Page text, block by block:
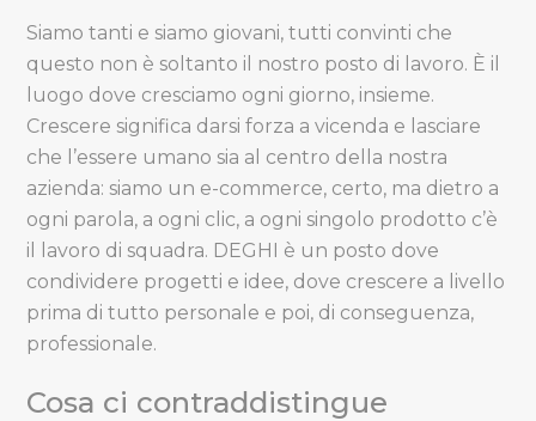
Siamo tanti e siamo giovani, tutti convinti che
questo non è soltanto il nostro posto di lavoro. È il
luogo dove cresciamo ogni giorno, insieme.
Crescere significa darsi forza a vicenda e lasciare
che l’essere umano sia al centro della nostra
azienda: siamo un e-commerce, certo, ma dietro a
ogni parola, a ogni clic, a ogni singolo prodotto c’è
il lavoro di squadra. DEGHI è un posto dove
condividere progetti e idee, dove crescere a livello
prima di tutto personale e poi, di conseguenza,
professionale.
Cosa ci contraddistingue